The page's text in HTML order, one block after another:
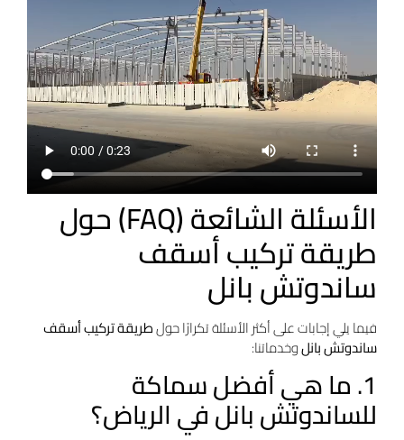
الأسئلة الشائعة (FAQ) حول
طريقة تركيب أسقف
ساندوتش بانل
فيما يلي إجابات على أكثر الأسئلة تكرارًا حولطريقة تركيب أسقف
ساندوتش بانلوخدماتنا:
1. ما هي أفضل سماكة
للساندوتش بانل في الرياض؟